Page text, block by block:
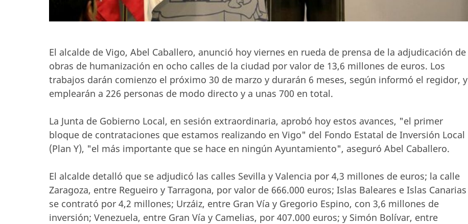
El alcalde de Vigo, Abel Caballero, anunció hoy viernes en rueda de prensa de la adjudicación de
obras de humanización en ocho calles de la ciudad por valor de 13,6 millones de euros. Los
trabajos darán comienzo el próximo 30 de marzo y durarán 6 meses, según informó el regidor, y
emplearán a 226 personas de modo directo y a unas 700 en total.
La Junta de Gobierno Local, en sesión extraordinaria, aprobó hoy estos avances, "el primer
bloque de contrataciones que estamos realizando en Vigo" del Fondo Estatal de Inversión Local
(Plan Y), "el más importante que se hace en ningún Ayuntamiento", aseguró Abel Caballero.
El alcalde detalló que se adjudicó las calles Sevilla y Valencia por 4,3 millones de euros; la calle
Zaragoza, entre Regueiro y Tarragona, por valor de 666.000 euros; Islas Baleares e Islas Canarias
se contrató por 4,2 millones; Urzáiz, entre Gran Vía y Gregorio Espino, con 3,6 millones de
inversión; Venezuela, entre Gran Vía y Camelias, por 407.000 euros; y Simón Bolívar, entre